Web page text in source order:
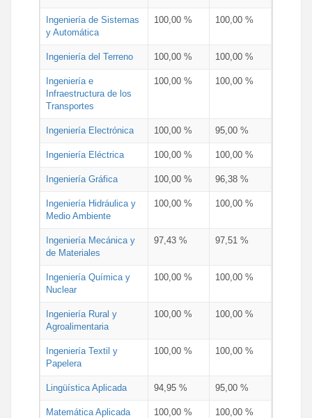
Ingeniería de Sistemas
y Automática
100,00 % 100,00 %
Ingeniería del Terreno 100,00 % 100,00 %
Ingeniería e
Infraestructura de los
Transportes
100,00 % 100,00 %
Ingeniería Electrónica 100,00 % 95,00 %
Ingeniería Eléctrica 100,00 % 100,00 %
Ingeniería Gráfica 100,00 % 96,38 %
Ingeniería Hidráulica y
Medio Ambiente
100,00 % 100,00 %
Ingeniería Mecánica y
de Materiales
97,43 % 97,51 %
Ingeniería Química y
Nuclear
100,00 % 100,00 %
Ingeniería Rural y
Agroalimentaria
100,00 % 100,00 %
Ingeniería Textil y
Papelera
100,00 % 100,00 %
Lingüística Aplicada 94,95 % 95,00 %
Matemática Aplicada 100,00 % 100,00 %